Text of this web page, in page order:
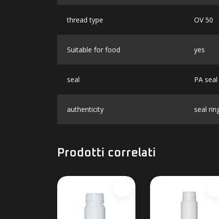
thread type OV 50
Suitable for food yes
seal PA seal
authenticity seal
Prodotti correlati